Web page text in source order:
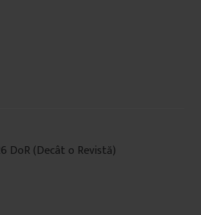
DoR (Decât o Revistă)